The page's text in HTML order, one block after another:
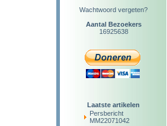
Wachtwoord vergeten?
Aantal Bezoekers
16925638
Laatste artikelen
Persbericht
MM22071042